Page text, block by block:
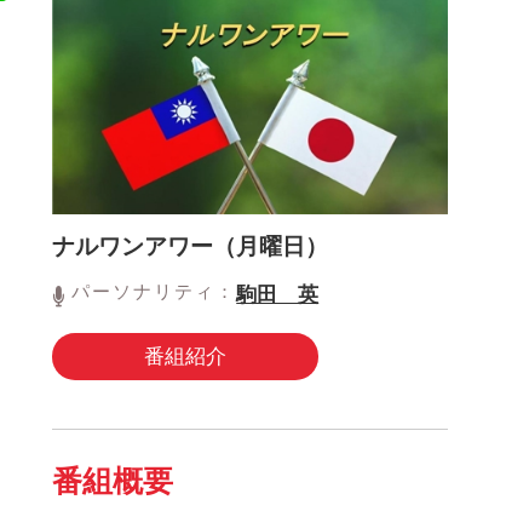
ナルワンアワー（月曜日）
パーソナリティ：駒田 英
番組紹介
番組概要